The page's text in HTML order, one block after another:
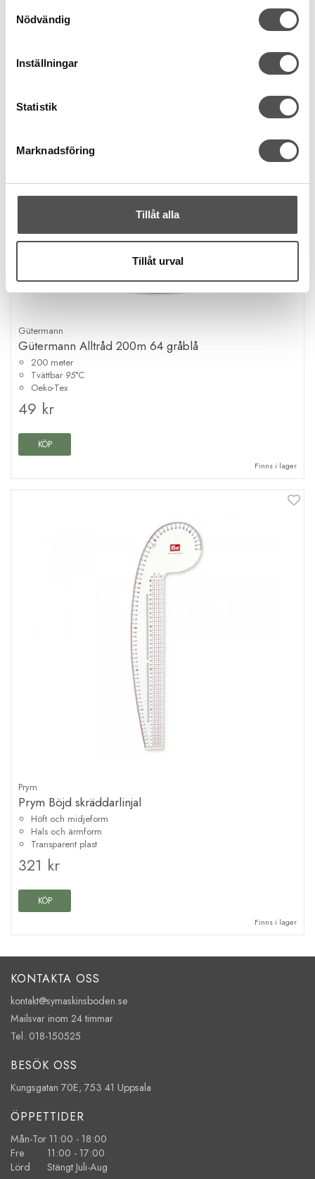
Nödvändig
Inställningar
Statistik
Marknadsföring
Tillåt alla
Tillåt urval
Finns i lager
Gütermann
Gütermann Alltråd 200m 64 gråblå
200 meter
Tvättbar 95°C
Oeko-Tex
49 kr
KÖP
Finns i lager
Prym
Prym Böjd skräddarlinjal
Höft och midjeform
Hals och ärmform
Transparent plast
321 kr
KÖP
Finns i lager
KONTAKTA OSS
kontakt@symaskinsboden.se
Mailsvar inom 24 timmar
Tel. 018-150525
BESÖK OSS
Kungsgatan 70E, 753 41 Uppsala
ÖPPETTIDER
Mån-Tor 11:00 - 18:00
Fre 11:00 - 17:00
Lörd Stängt Juli-Aug